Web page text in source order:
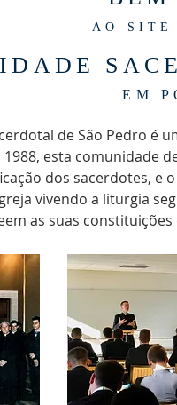
AO SITE
EM
de São Pedro é
esta comunidade
dos sacerdotes, e
vivendo a liturgia
as suas